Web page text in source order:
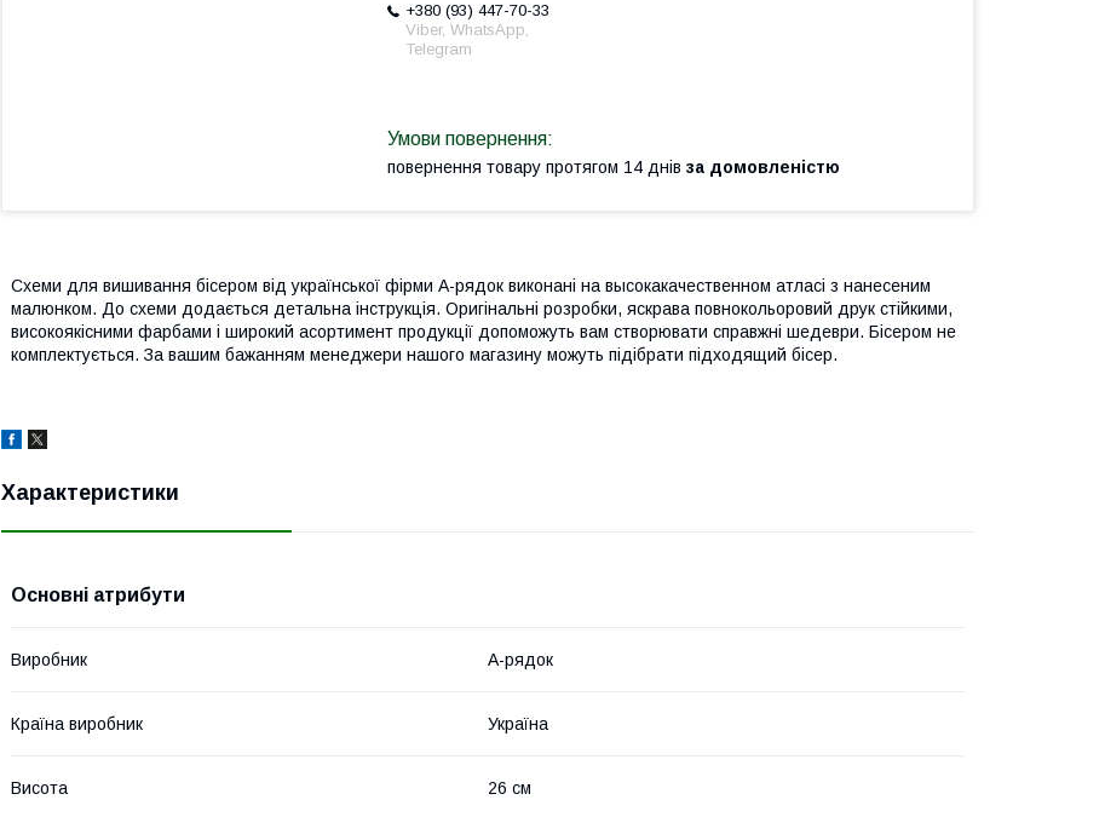
+380 (93) 447-70-33
Viber, WhatsApp,
Telegram
повернення товару протягом 14 днів за домовленістю
Схеми для вишивання бісером від української фірми А-рядок виконані на высокакачественном атласі з нанесеним
малюнком. До схеми додається детальна інструкція. Оригінальні розробки, яскрава повнокольоровий друк стійкими,
високоякісними фарбами і широкий асортимент продукції допоможуть вам створювати справжні шедеври. Бісером не
комплектується. За вашим бажанням менеджери нашого магазину можуть підібрати підходящий бісер.
Характеристики
Основні атрибути
Виробник А-рядок
Країна виробник Україна
Висота 26 см